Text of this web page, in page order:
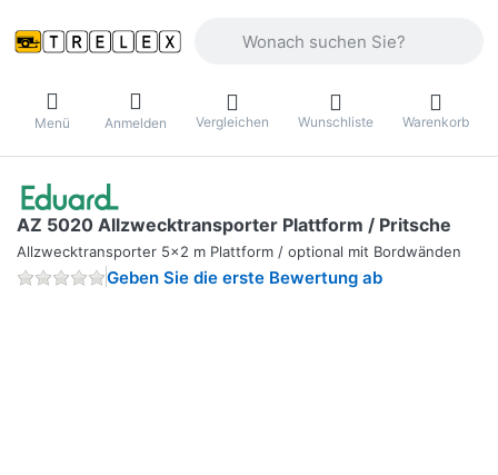
Menü Anmelden Vergleichen Wunschliste Warenkorb
AZ 5020 Allzwecktransporter Plattform / Pritsche
Allzwecktransporter 5x2 m Plattform / optional mit Bordwänden
Geben Sie die erste Bewertung ab